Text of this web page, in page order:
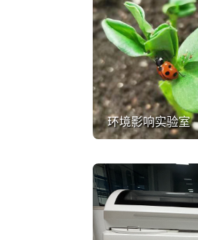
环境影响实验室